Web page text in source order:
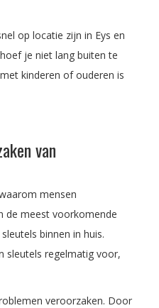
op locatie zijn in Eys en
je niet lang buiten te
kinderen of ouderen is
van
mensen
de meest voorkomende
binnen in huis.
sleutels regelmatig voor,
veroorzaken. Door